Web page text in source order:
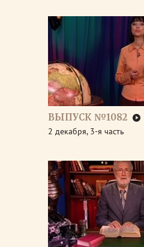
ВЫПУСК №1082
2 декабря, 3-я часть